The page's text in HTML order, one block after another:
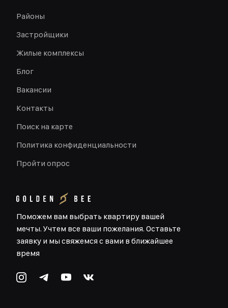
Поможем вам выбрать квартиру вашей
мечты. Учтем все ваши пожелания. Оставьте
заявку и мы свяжемся с вами в ближайшее
время
Районы
Застройщики
Жилые комплексы
Блог
Вакансии
Контакты
Поиск на карте
Политика конфиденциальности
Пройти опрос